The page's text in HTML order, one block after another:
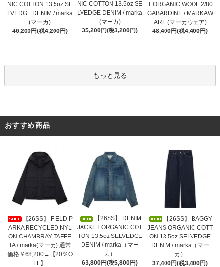
NIC COTTON 13.5oz SE
LVEDGE DENIM / marka
(マーカ)
46,200円(税4,200円)
NIC COTTON 13.5oz SE
LVEDGE DENIM / marka
(マーカ)
35,200円(税3,200円)
T ORGANIC WOOL 2/80
GABARDINE / MARKAW
ARE (マーカウェア)
48,400円(税4,400円)
もっと見る
おすすめ商品
【26SS】 FIELD P
ARKA RECYCLED NYL
ON CHAMBRAY TAFFE
TA / marka(マーカ) 通常
価格￥68,200→【20％O
FF】
【26SS】 DENIM
JACKET ORGANIC COT
TON 13.5oz SELVEDGE
DENIM / marka（マー
カ）
63,800円(税5,800円)
【26SS】 BAGGY
JEANS ORGANIC COTT
ON 13.5oz SELVEDGE
DENIM / marka（マー
カ）
37,400円(税3,400円)